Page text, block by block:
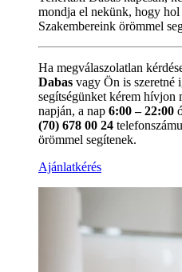
mondja el nekünk, hogy hol
Szakembereink örömmel
Ha megválaszolatlan
Dabas vagy Ön is szeretné
segítségünket kérem hívjon
napján, a nap 6:00 – 22:00
(70) 678 00 24
örömmel segítenek.
Ajánlatkérés